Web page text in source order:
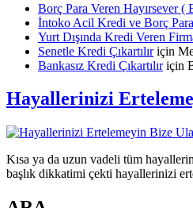
Borç Para Veren Hayırsever
İntoko Acil Kredi ve Borç
Yurt Dışında Kredi Veren
Senetle Kredi Çıkartılıriçin
Bankasız Kredi Çıkartılıriçin
Hayallerinizi
Kısa ya da uzun vadeli tüm
başlık dikkatimi çekti hayallerinizi